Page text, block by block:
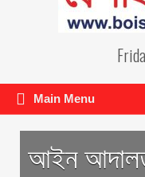
Main Menu
আইন